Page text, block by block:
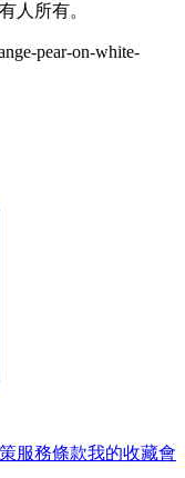
人所有。
pear-on-white-
服務條款我的收藏會